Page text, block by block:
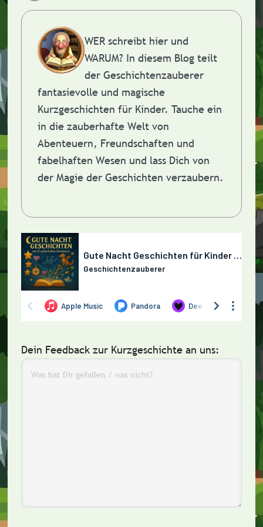
WER schreibt hier und
WARUM? In diesem Blog teilt
der Geschichtenzauberer
fantasievolle und magische
Kurzgeschichten für Kinder. Tauche ein
in die zauberhafte Welt von
Abenteuern, Freundschaften und
fabelhaften Wesen und lass Dich von
der Magie der Geschichten verzaubern.
Dein Feedback zur Kurzgeschichte an uns: